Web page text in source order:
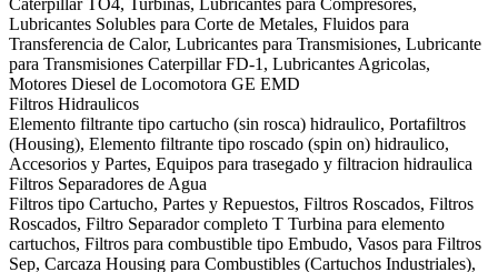
Caterpillar TO4, Turbinas, Lubricantes para Compresores,
Lubricantes Solubles para Corte de Metales, Fluidos para
Transferencia de Calor, Lubricantes para Transmisiones, Lubricante
para Transmisiones Caterpillar FD-1, Lubricantes Agricolas,
Motores Diesel de Locomotora GE EMD
Filtros Hidraulicos
Elemento filtrante tipo cartucho (sin rosca) hidraulico, Portafiltros
(Housing), Elemento filtrante tipo roscado (spin on) hidraulico,
Accesorios y Partes, Equipos para trasegado y filtracion hidraulica
Filtros Separadores de Agua
Filtros tipo Cartucho, Partes y Repuestos, Filtros Roscados, Filtros
Roscados, Filtro Separador completo T Turbina para elemento
cartuchos, Filtros para combustible tipo Embudo, Vasos para Filtros
Sep, Carcaza Housing para Combustibles (Cartuchos Industriales),